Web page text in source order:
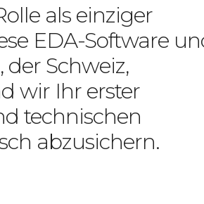
als einziger
EDA-Software
der Schweiz,
wir Ihr erster
technischen
abzusichern.